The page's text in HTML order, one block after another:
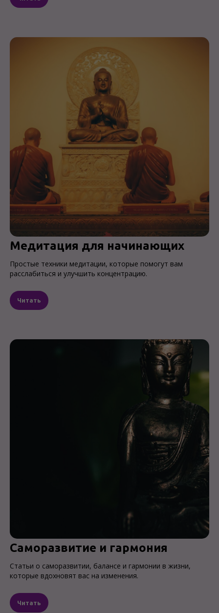
Медитация для начинающих
Простые техники медитации, которые помогут вам
расслабиться и улучшить концентрацию.
Читать
Саморазвитие и гармония
Статьи о саморазвитии, балансе и гармонии в жизни,
которые вдохновят вас на изменения.
Читать